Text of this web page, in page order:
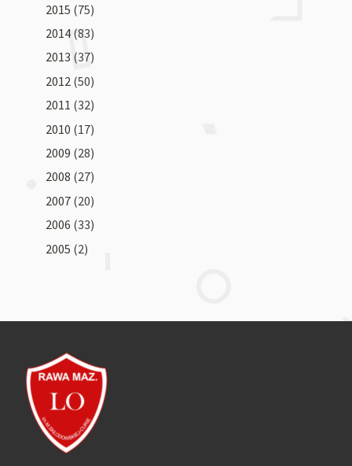
2015 (75)
2014 (83)
2013 (37)
2012 (50)
2011 (32)
2010 (17)
2009 (28)
2008 (27)
2007 (20)
2006 (33)
2005 (2)